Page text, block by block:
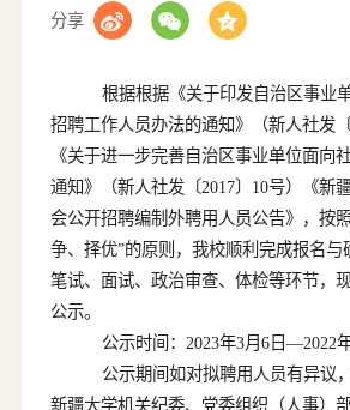
分享
根据根据《关于印发自治区事业
招聘工作人员办法的通知》（新人社发〔
《关于进一步完善自治区事业单位面向
通知》（新人社发〔2017〕 10号）《新
会公开招聘编制外聘用人员公告》，按
争、择优”的原则，我校顺利完成报名与
笔试、面试、政治审查、体检等环节，
公示。
公示时间： 2023年3月6日—2022
公示期间如对拟聘用人员有异议
新疆大学机关纪委、党委组织（人事）